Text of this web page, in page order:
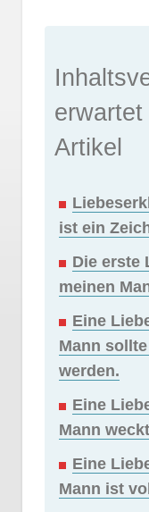
Artikel
ist ein
Die erste
meinen
Eine
Mann
werden.
Eine
Mann
Eine
Mann ist